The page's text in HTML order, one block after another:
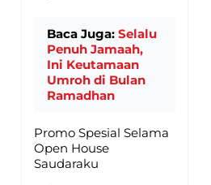
Baca Juga: Selalu
Penuh Jamaah,
Ini Keutamaan
Umroh di Bulan
Ramadhan
Promo Spesial Selama
Open House
Saudaraku